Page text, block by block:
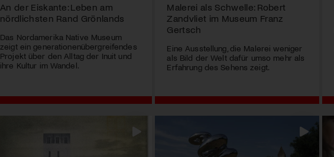
An der Eiskante: Leben am
nördlichsten Rand Grönlands
Das Nordamerika Native Museum
zeigt ein generationenübergreifendes
Projekt über den Alltag der Inuit und
ihre Kultur im Wandel.
Malerei als Schwelle: Robert
Zandvliet im Museum Franz
Gertsch
Eine Ausstellung, die Malerei weniger
als Bild der Welt dafür umso mehr als
Erfahrung des Sehens zeigt.